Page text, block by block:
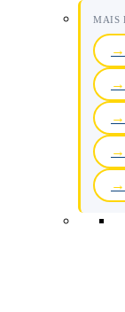
MAIS